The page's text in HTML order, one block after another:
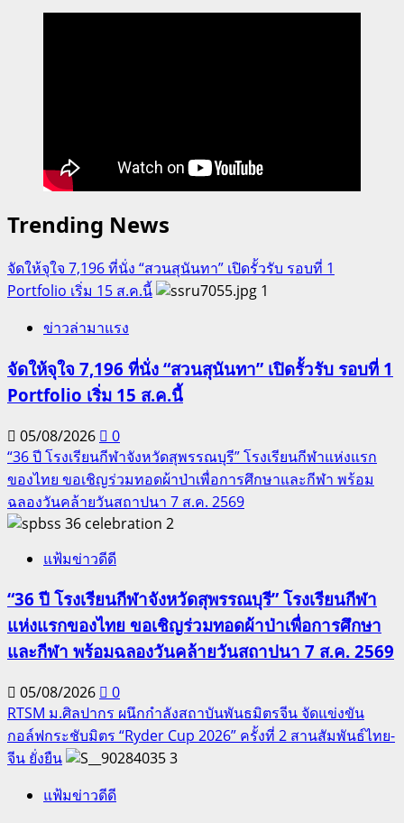
Trending News
จัดให้จุใจ 7,196 ที่นั่ง “สวนสุนันทา” เปิดรั้วรับ รอบที่ 1
Portfolio เริ่ม 15 ส.ค.นี้
1
ข่าวล่ามาแรง
จัดให้จุใจ 7,196 ที่นั่ง “สวนสุนันทา” เปิดรั้วรับ รอบที่ 1
Portfolio เริ่ม 15 ส.ค.นี้
05/08/2026
0
“36 ปี โรงเรียนกีฬาจังหวัดสุพรรณบุรี” โรงเรียนกีฬาแห่งแรก
ของไทย ขอเชิญร่วมทอดผ้าป่าเพื่อการศึกษาและกีฬา พร้อม
ฉลองวันคล้ายวันสถาปนา 7 ส.ค. 2569
2
แฟ้มข่าวดีดี
“36 ปี โรงเรียนกีฬาจังหวัดสุพรรณบุรี” โรงเรียนกีฬา
แห่งแรกของไทย ขอเชิญร่วมทอดผ้าป่าเพื่อการศึกษา
และกีฬา พร้อมฉลองวันคล้ายวันสถาปนา 7 ส.ค. 2569
05/08/2026
0
RTSM ม.ศิลปากร ผนึกกำลังสถาบันพันธมิตรจีน จัดแข่งขัน
กอล์ฟกระชับมิตร “Ryder Cup 2026” ครั้งที่ 2 สานสัมพันธ์ไทย-
จีน ยั่งยืน
3
แฟ้มข่าวดีดี